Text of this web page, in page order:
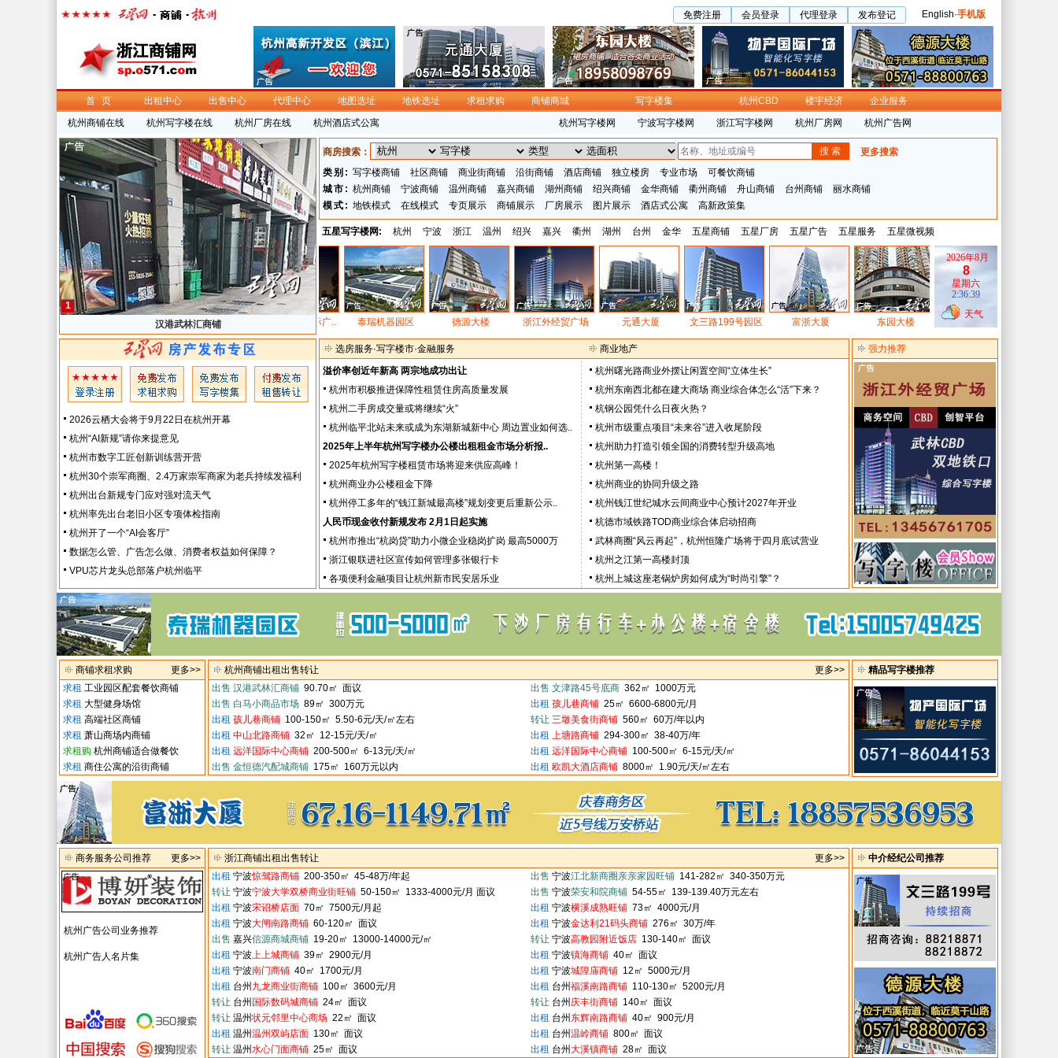
免费注册 会员登录 代理登录 发布登记 English·手机版
首页 出租中心 出售中心 代理中心 地图选址 地铁选址 求租求购 商铺商城 写字楼集 杭州CBD 楼宇经济
企业服务
杭州商铺在线
杭州写字楼在线 杭州厂房在线 杭州酒店式公寓 杭州写字楼网 宁波写字楼网 浙江写字楼网 杭州厂房网 杭州广告网
1
汉港武林汇商铺
商房搜索：
更多搜索
类别: 写字楼商铺 社区商铺 商业街商铺 沿街商铺 酒店商铺 独立楼房 专业市场
可餐饮商铺
城市: 杭州商铺 宁波商铺 温州商铺 嘉兴商铺 湖州商铺 绍兴商铺 金华商铺 衢州商铺 舟山商铺 台州商铺
丽水商铺
模式: 地铁模式 在线模式 专页展示 商铺展示 厂房展示 图片展示 酒店式公寓 高新政策集
五星写字楼网 : 杭州 宁波 浙江 温州 绍兴 嘉兴 衢州 湖州 台州 金华 五星商铺 五星厂房 五星广告 五星服务 五星微视频
东园大楼 浙江物产国际广.. 泰瑞机器园区 德源大楼 浙江外经贸广场 元通大厦 文三路199号园区 富浙大厦 东园大楼 浙江物产国际广..
2026年8月
8
星期六
2:36:39
天气
2026云栖大会将于9月22日在杭州开幕
杭州“AI新规”请你来提意见
杭州市数字工匠创新训练营开营
杭州30个崇军商圈、2.4万家崇军商家为老兵持续发福利
杭州出台新规专门应对强对流天气
杭州率先出台老旧小区专项体检指南
杭州开了一个“AI会客厅”
数据怎么管、广告怎么做、消费者权益如何保障？
VPU芯片龙头总部落户杭州临平
选房服务·写字楼市·金融服务
商业地产
溢价率创近年新高 两宗地成功出让
杭州市积极推进保障性租赁住房高质量发展
杭州二手房成交量或将继续“火”
杭州临平北站未来或成为东湖新城新中心 周边置业如何选..
2025年上半年杭州写字楼办公楼出租租金市场分析报..
2025年杭州写字楼租赁市场将迎来供应高峰！
杭州商业办公楼租金下降
杭州停工多年的“钱江新城最高楼”规划变更后重新公示..
人民币现金收付新规发布 2月1日起实施
杭州市推出“杭岗贷”助力小微企业稳岗扩岗 最高5000万
浙江银联进社区宣传如何管理多张银行卡
各项便利金融项目让杭州新市民安居乐业
杭州曙光路商业外摆让闲置空间“立体生长”
杭州东南西北都在建大商场 商业综合体怎么“活”下来？
杭钢公园凭什么日夜火热？
杭州市级重点项目“未来谷”进入收尾阶段
杭州助力打造引领全国的消费转型升级高地
杭州第一高楼！
杭州商业的协同升级之路
杭州钱江世纪城水云间商业中心预计2027年开业
杭德市域铁路TOD商业综合体启动招商
武林商圈“风云再起”，杭州恒隆广场将于四月底试营业
杭州之江第一高楼封顶
杭州上城这座老锅炉房如何成为“时尚引擎”？
强力推荐
更多>>
商铺求租求购
求租 工业园区配套餐饮商铺
求租 大型健身场馆
求租 高端社区商铺
求租 萧山商场内商铺
求租购 杭州商铺适合做餐饮
求租 商住公寓的沿街商铺
更多>>
杭州商铺出租出售转让
出售 汉港武林汇商铺 90.70㎡ 面议 出售 文津路45号底商 362㎡ 1000万元
出售 白马小商品市场 89㎡ 300万元 出租 孩儿巷商铺 25㎡ 6600-6800元/月
出租 孩儿巷商铺 100-150㎡ 5.50-6元/天/㎡左右 转让 三墩美食街商铺 560㎡ 60万/年以内
出租 中山北路商铺 32㎡ 12-15元/天/㎡ 出租 上塘路商铺 294-300㎡ 38-40万/年
出租 远洋国际中心商铺 200-500㎡ 6-13元/天/㎡ 出租 远洋国际中心商铺 100-500㎡ 6-15元/天/㎡
出售 金恒德汽配城商铺 175㎡ 160万元以内 出租 欧凯大酒店商铺 8000㎡ 1.90元/天/㎡左右
精品写字楼推荐
更多>>
商务服务公司推荐
杭州广告公司业务推荐
杭州广告人名片集
更多>>
浙江商铺出租出售转让
出租 宁波惊驾路商铺 200-350㎡ 45-48万/年起 出售 宁波江北新商圈亲亲家园旺铺 141-282㎡ 340-350万元
转让 宁波宁波大学双桥商业街旺铺 50-150㎡ 1333-4000元/月 面议 出售 宁波荣安和院商铺 54-55㎡ 139-139.40万元左右
出租 宁波宋诏桥店面 70㎡ 7500元/月起 出租 宁波横溪成熟旺铺 73㎡ 4000元/月
出租 宁波大闸南路商铺 60-120㎡ 面议 出租 宁波金达利21码头商铺 276㎡ 30万/年
出售 嘉兴信源商城商铺 19-20㎡ 13000-14000元/㎡ 转让 宁波高教园附近饭店 130-140㎡ 面议
出租 宁波上上城商铺 39㎡ 2900元/月 出租 宁波镇海商铺 40㎡ 面议
出租 宁波南门商铺 40㎡ 1700元/月 出租 宁波城隍庙商铺 12㎡ 5000元/月
出租 台州 九龙商业街商铺 100㎡ 3600元/月 出租 台州福溪南路商铺 110-130㎡ 5200元/月
转让 台州 国际数码城商铺 24㎡ 面议 转让 台州 庆丰街商铺 140㎡ 面议
转让 温州状元邻里中心商场 22㎡ 面议 出租 台州东辉南路商铺 40㎡ 900元/月
出租 温州温州双屿店面 130㎡ 面议 出租 台州温岭商铺 800㎡ 面议
转让 温州水心门面商铺 25㎡ 面议 出租 台州大溪镇商铺 28㎡ 面议
中介经纪公司推荐